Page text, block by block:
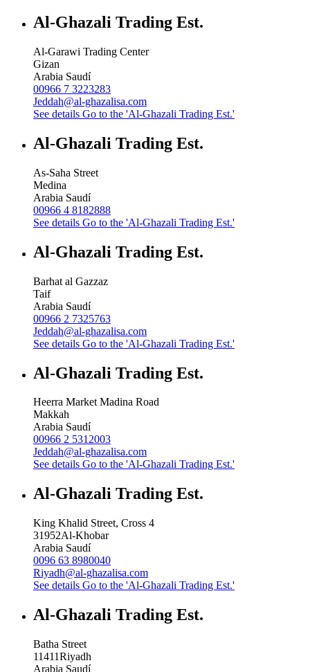
Al-Ghazali Trading Est.
Al-Garawi Trading Center
Gizan
Arabia Saudí
00966 7 3223283
Jeddah@al-ghazalisa.com
See details Go to the 'Al-Ghazali Trading Est.'
Al-Ghazali Trading Est.
As-Saha Street
Medina
Arabia Saudí
00966 4 8182888
See details Go to the 'Al-Ghazali Trading Est.'
Al-Ghazali Trading Est.
Barhat al Gazzaz
Taif
Arabia Saudí
00966 2 7325763
Jeddah@al-ghazalisa.com
See details Go to the 'Al-Ghazali Trading Est.'
Al-Ghazali Trading Est.
Heerra Market Madina Road
Makkah
Arabia Saudí
00966 2 5312003
Jeddah@al-ghazalisa.com
See details Go to the 'Al-Ghazali Trading Est.'
Al-Ghazali Trading Est.
King Khalid Street, Cross 4
31952Al-Khobar
Arabia Saudí
0096 63 8980040
Riyadh@al-ghazalisa.com
See details Go to the 'Al-Ghazali Trading Est.'
Al-Ghazali Trading Est.
Batha Street
11411Riyadh
Arabia Saudí